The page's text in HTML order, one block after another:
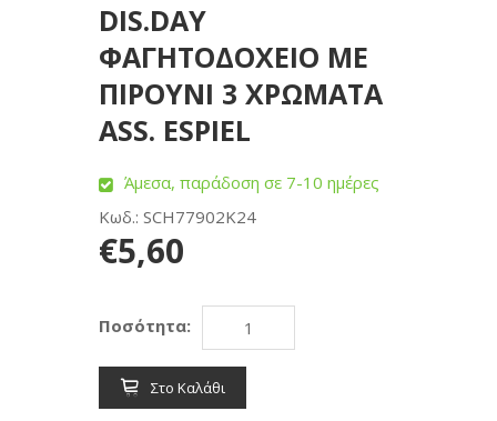
DIS.DAY
ΦΑΓΗΤΟΔΟΧΕΙΟ ΜΕ
ΠΙΡΟΥΝΙ 3 ΧΡΩΜΑΤΑ
ASS. ESPIEL
Άμεσα, παράδοση σε 7-10 ημέρες
Κωδ.: SCH77902K24
€5,60
Ποσότητα:
Στο Καλάθι